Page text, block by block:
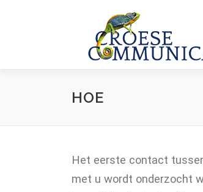
HOE
Het eerste contact
met u wordt onderzocht